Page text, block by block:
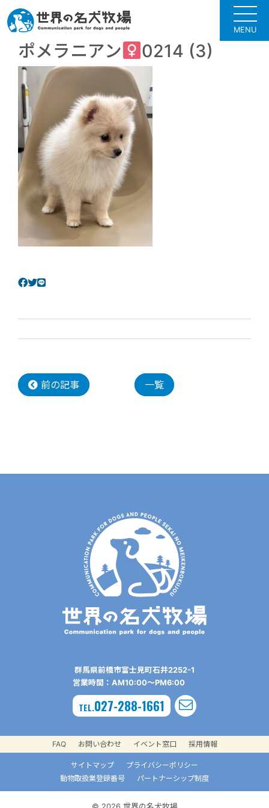
MENU
ポメラニアン 0214 (3)
前の記事 一覧
群⾺県前橋市富⼠⾒町⽯井2252-1
営業時間：AM10:00〜PM6:00
TEL.027-288-1661
FAQ お問い合わせ イベント窓口 採用情報
サイトマップ
プライバシーポリシー
動物取扱業登録番号
パートナーシップ制度